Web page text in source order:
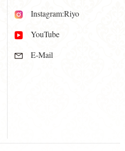
Instagram:Riyo
YouTube
E-Mail